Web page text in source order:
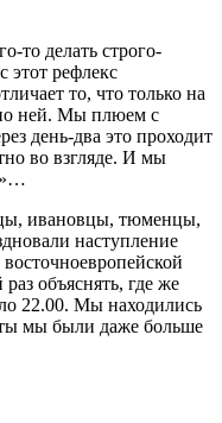
то делать строго-
этот рефлекс
то, что только на
ней. Мы плюем с
день-два это проходит
во взгляде. И мы
ивановцы, тюменцы,
наступление
объяснять, где же
22.00. Мы находились
мы были даже больше